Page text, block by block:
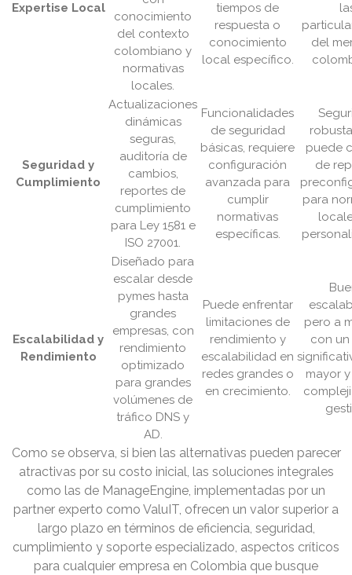
Expertise Local
conocimiento
del contexto
colombiano y
normativas
locales.
tiempos de
respuesta o
conocimiento
local específico.
del
Seguridad y
Cumplimiento
Actualizaciones
dinámicas
seguras,
auditoría de
cambios,
reportes de
cumplimiento
para Ley 1581 e
ISO 27001.
Funcionalidades
de seguridad
básicas, requiere
configuración
avanzada para
cumplir
normativas
específicas.
puede
de
para
Escalabilidad y
Rendimiento
Diseñado para
escalar desde
pymes hasta
grandes
empresas, con
rendimiento
optimizado
para grandes
volúmenes de
tráfico DNS y
AD.
Puede enfrentar
limitaciones de
rendimiento y
escalabilidad en
redes grandes o
en crecimiento.
pero a
con
mayor
Como se observa, si bien las alternativas pueden parecer
atractivas por su costo inicial, las soluciones integrales
como las de ManageEngine, implementadas por un
partner experto como ValuIT, ofrecen un valor superior a
largo plazo en términos de eficiencia, seguridad,
cumplimiento y soporte especializado, aspectos críticos
para cualquier empresa en Colombia que busque